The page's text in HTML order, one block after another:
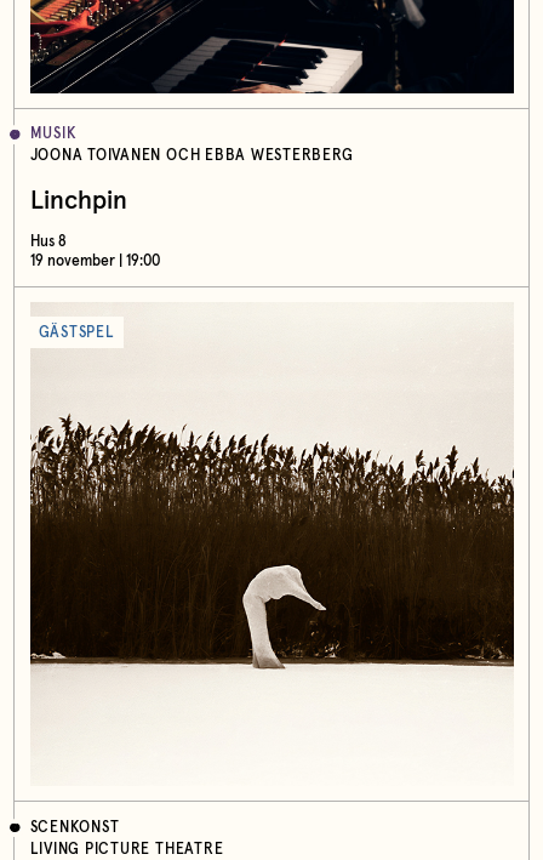
MUSIK
JOONA TOIVANEN OCH EBBA WESTERBERG
Linchpin
Hus 8
19 november | 19:00
GÄSTSPEL
SCENKONST
LIVING PICTURE THEATRE